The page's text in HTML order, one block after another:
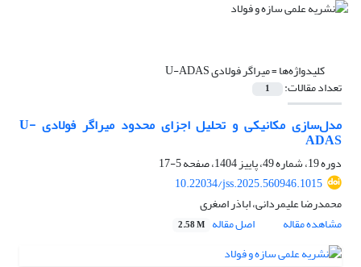
کلیدواژه‌ها =میراگر فولادی U-ADAS
تعداد مقالات: 1
مدل‌سازی مکانیکی و تحلیل اجزای محدود میراگر فولادی U-
ADAS
دوره 19، شماره 49، پاییز 1404، صفحه
5-17
10.22034/jss.2025.560946.1015
محمدرضا علیمردانی، اباذر اصغری
مشاهده مقاله
اصل مقاله 2.58 M